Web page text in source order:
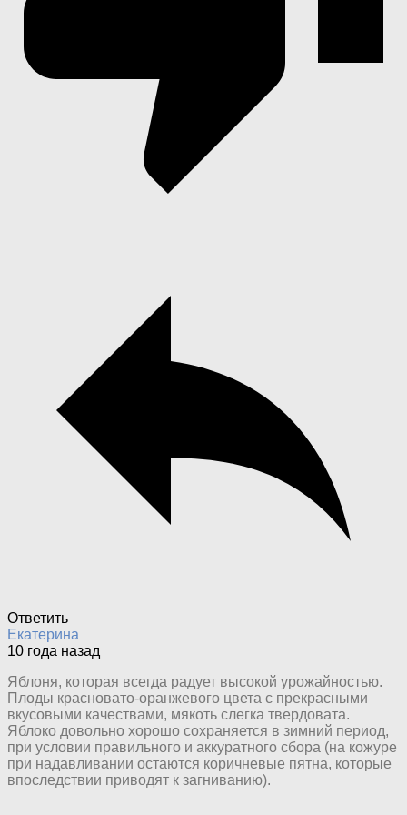
Ответить
Екатерина
10 года назад
Яблоня, которая всегда радует высокой урожайностью.
Плоды красновато-оранжевого цвета с прекрасными
вкусовыми качествами, мякоть слегка твердовата.
Яблоко довольно хорошо сохраняется в зимний период,
при условии правильного и аккуратного сбора (на кожуре
при надавливании остаются коричневые пятна, которые
впоследствии приводят к загниванию).